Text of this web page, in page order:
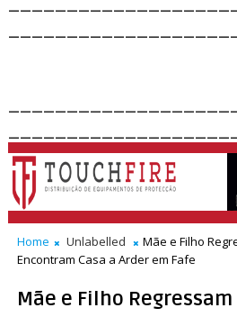
Home Unlabelled
Mãe e Filho
Encontram Casa a Arder em Fafe
Mãe e Filho